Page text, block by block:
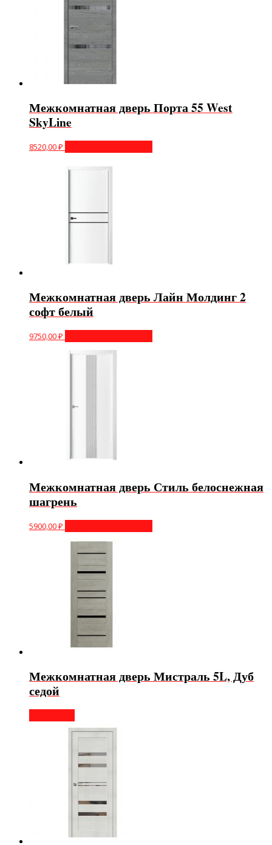
Межкомнатная дверь Порта 55 West
SkyLine
8520,00₽
Межкомнатная дверь Лайн Молдинг 2
софт белый
9750,00₽
Межкомнатная дверь Стиль белоснежная
шагрень
5900,00₽
Межкомнатная дверь Мистраль 5L, Дуб
седой